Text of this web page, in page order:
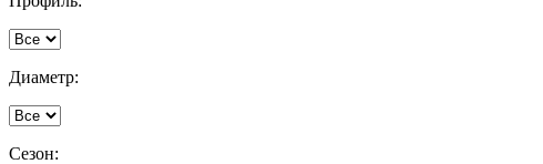
Диаметр:
Сезон: